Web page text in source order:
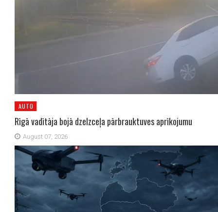
AUTO
Rīgā vadītāja bojā dzelzceļa pārbrauktuves aprīkojumu
August 07, 2026